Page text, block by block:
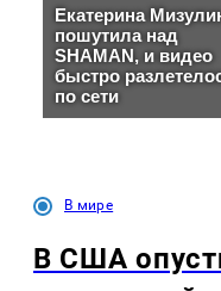
В мире
В США